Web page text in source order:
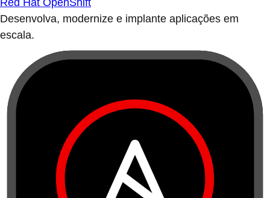
Red Hat OpenShift
Desenvolva, modernize e implante aplicações em
escala.